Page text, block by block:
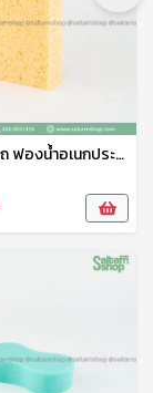
ฟองน้ำล้างรถ ฟองน้ำอเนกประสงค์ ฟองน้ำสี่เหลี่ยม เหลือง แพ็คเดี่ยว ตราวีรดา